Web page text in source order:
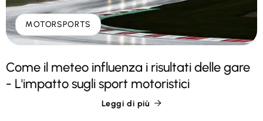
MOTORSPORTS
Come il meteo influenza i risultati delle gare
- L'impatto sugli sport motoristici
Leggi di più 